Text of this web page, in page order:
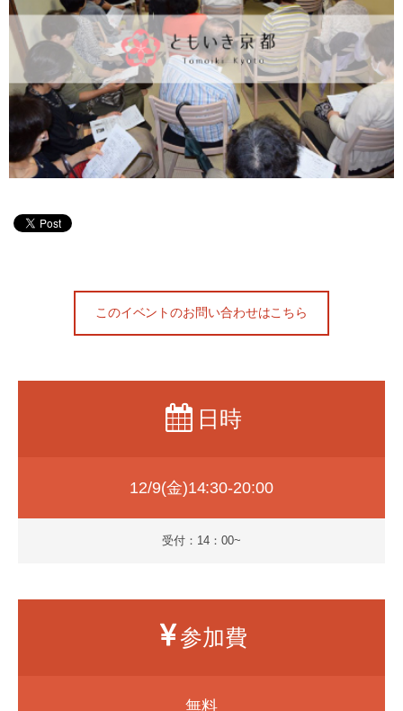
このイベントのお問い合わせはこちら
日時
12/9(金)14:30-20:00
受付：14：00~
参加費
無料